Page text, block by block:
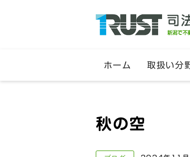
ホーム 取扱い分
秋の空